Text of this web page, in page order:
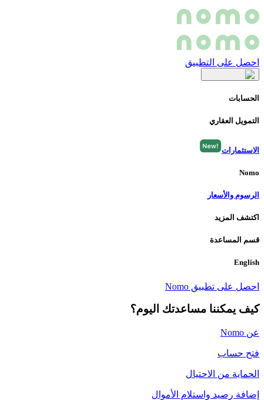
احصل على التطبيق
الحسابات
التمويل العقاري
الاستثمارات
Nomo
الرسوم والأسعار
اكتشف المزيد
قسم المساعدة
English
احصل على تطبيق Nomo
كيف يمكننا مساعدتك اليوم؟
عن Nomo
فتح حساب
الحماية من الاحتيال
إضافة رصيد واستلام الأموال